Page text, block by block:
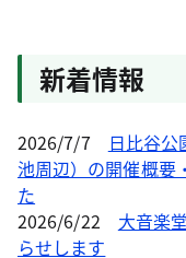
新着情報
2026/7/7 日比谷公
池周辺）の開催概要
た
2026/6/22 大音楽
らせします